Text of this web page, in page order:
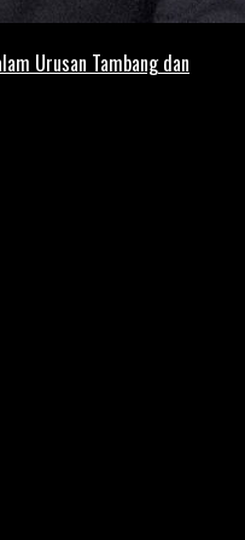
Urusan Tambang dan